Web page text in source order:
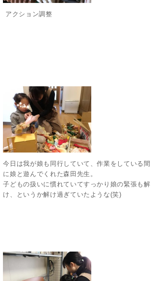
アクション調整
今日は我が娘も同行していて、作業をしている間
に娘と遊んでくれた森田先生。
子どもの扱いに慣れていてすっかり娘の緊張も解
け、というか解け過ぎていたような(笑)